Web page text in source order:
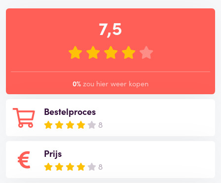
Bestelproces
8
Prijs
8
7,5
0% zou hier weer kopen